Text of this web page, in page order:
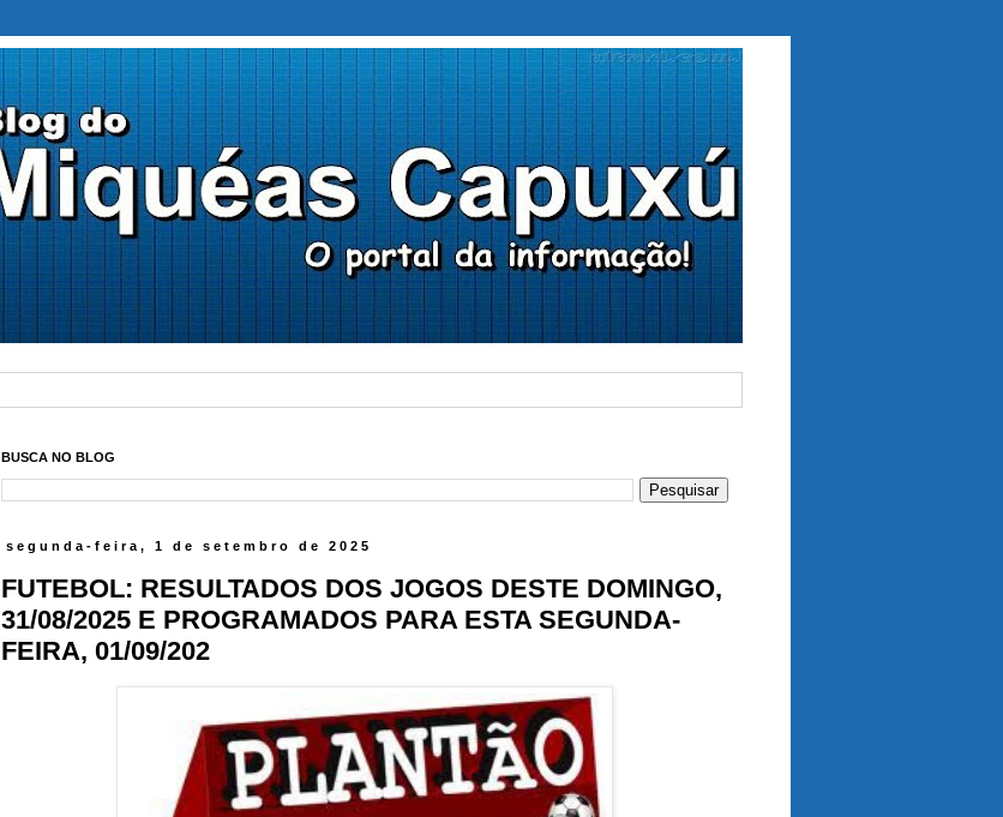
BUSCA NO BLOG
segunda-feira, 1 de setembro de 2025
FUTEBOL: RESULTADOS DOS JOGOS DESTE DOMINGO,
31/08/2025 E PROGRAMADOS PARA ESTA SEGUNDA-
FEIRA, 01/09/202